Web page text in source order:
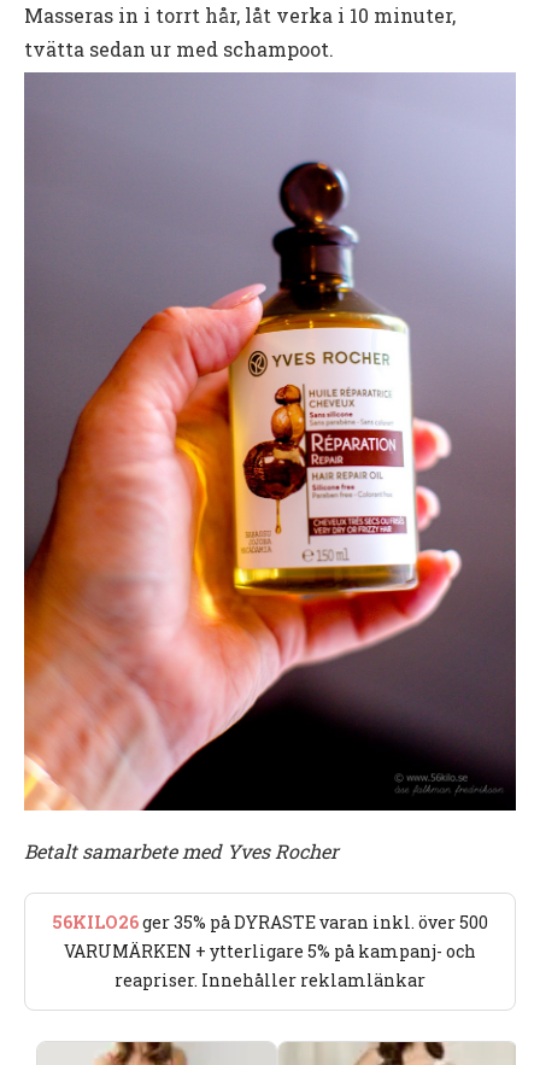
Masseras in i torrt hår, låt verka i 10 minuter,
tvätta sedan ur med schampoot.
Betalt samarbete med Yves Rocher
56KILO26ger 35% på DYRASTE varan inkl. över 500
VARUMÄRKEN + ytterligare 5% på kampanj- och
reapriser. Innehåller reklamlänkar